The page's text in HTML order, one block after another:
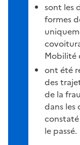
sont les
formes
Mobilité
ont été
des
de la
dans les
constaté
le passé.